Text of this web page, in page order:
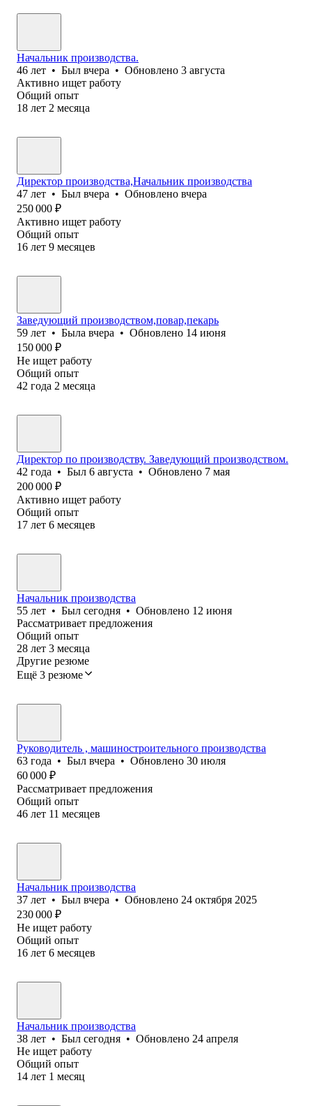
Начальник производства.
46 лет • Был вчера • Обновлено 3 августа
Активно ищет работу
Общий опыт
18 лет 2 месяца
Директор производства,Начальник производства
47 лет • Был вчера • Обновлено вчера
250 000 ₽
Активно ищет работу
Общий опыт
16 лет 9 месяцев
Заведующий производством,повар,пекарь
59 лет • Была вчера • Обновлено 14 июня
150 000 ₽
Не ищет работу
Общий опыт
42 года 2 месяца
Директор по производству. Заведующий производством.
42 года • Был 6 августа • Обновлено 7 мая
200 000 ₽
Активно ищет работу
Общий опыт
17 лет 6 месяцев
Начальник производства
55 лет • Был сегодня • Обновлено 12 июня
Рассматривает предложения
Общий опыт
28 лет 3 месяца
Другие резюме
Ещё 3 резюме
Руководитель , машиностроительного производства
63 года • Был вчера • Обновлено 30 июля
60 000 ₽
Рассматривает предложения
Общий опыт
46 лет 11 месяцев
Начальник производства
37 лет • Был вчера • Обновлено 24 октября 2025
230 000 ₽
Не ищет работу
Общий опыт
16 лет 6 месяцев
Начальник производства
38 лет • Был сегодня • Обновлено 24 апреля
Не ищет работу
Общий опыт
14 лет 1 месяц